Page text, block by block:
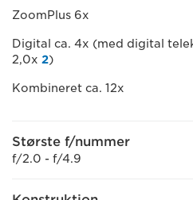
ZoomPlus 6x
Digital ca. 4x (med digital
2,0x 2)
Kombineret ca. 12x
Største f/nummer
f/2.0 - f/4.9